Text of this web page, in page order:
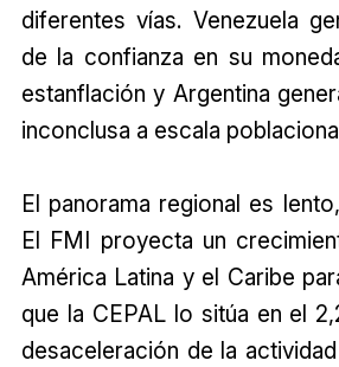
diferentes vías. Venezuela
de la confianza en su
estanflación y Argentina
inconclusa a escala
El panorama regional es
El FMI proyecta un
América Latina y el Caribe
que la CEPAL lo sitúa en el
desaceleración de la